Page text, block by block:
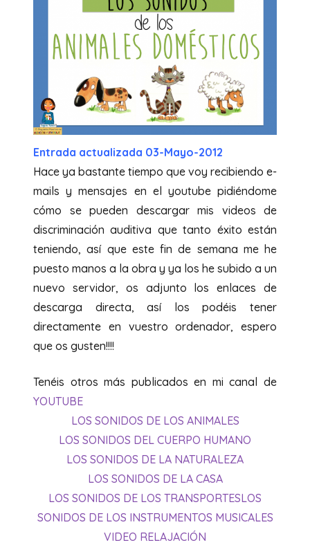
Entrada actualizada 03-Mayo-2012
Hace ya bastante tiempo que voy recibiendo e-
mails y mensajes en el youtube pidiéndome
cómo se pueden descargar mis videos de
discriminación auditiva que tanto éxito están
teniendo, así que este fin de semana me he
puesto manos a la obra y ya los he subido a un
nuevo servidor, os adjunto los enlaces de
descarga directa, así los podéis tener
directamente en vuestro ordenador, espero
que os gusten!!!!
Tenéis otros más publicados en mi canal de
YOUTUBE
LOS SONIDOS DE LOS ANIMALES
LOS SONIDOS DEL CUERPO HUMANO
LOS SONIDOS DE LA NATURALEZA
LOS SONIDOS DE LA CASA
LOS SONIDOS DE LOS TRANSPORTESLOS
SONIDOS DE LOS INSTRUMENTOS MUSICALES
VIDEO RELAJACIÓN